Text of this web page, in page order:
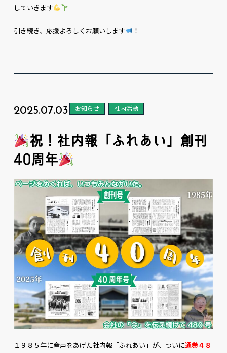
していきます
引き続き、応援よろしくお願いします ！
2025.07.03 お知らせ 社内活動
祝！社内報「ふれあい」創刊
40周年
１９８５年に産声をあげた社内報「ふれあい」が、ついに通巻４８